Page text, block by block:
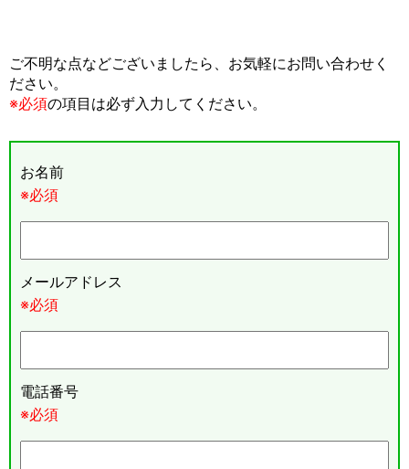
ご不明な点などございましたら、お気軽にお問い合わせく
ださい。
※必須の項目は必ず入力してください。
お名前
※必須
メールアドレス
※必須
電話番号
※必須